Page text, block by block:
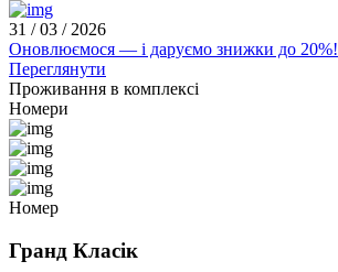
31 / 03 / 2026
Оновлюємося — і даруємо знижки до 20%!
Переглянути
Проживання в комплексі
Номери
Номер
Гранд Класік